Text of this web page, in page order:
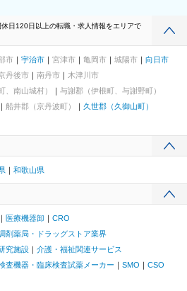
日120日以上の転職・求人情報をエリアで
市 宇治市 宮津市 亀岡市 城陽市
向日市
丹後市 南丹市
木津川市
、南山城村）
与謝郡（伊根町、与謝野町）
船井郡（京丹波町）
久世郡（久御山町）
和歌山県
医療機器卸
CRO
剤薬局・ドラッグストア業界
究施設
介護・福祉関連サービス
査機器・臨床検査試薬メーカー SMO
CSO